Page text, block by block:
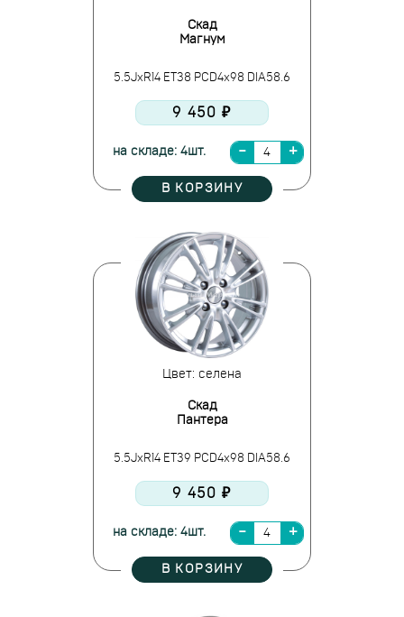
Скад
Магнум
5.5JxR14 ET38 PCD4x98 DIA58.6
9 450 ₽
на складе: 4шт.
В КОРЗИНУ
Цвет: селена
Скад
Пантера
5.5JxR14 ET39 PCD4x98 DIA58.6
9 450 ₽
на складе: 4шт.
В КОРЗИНУ